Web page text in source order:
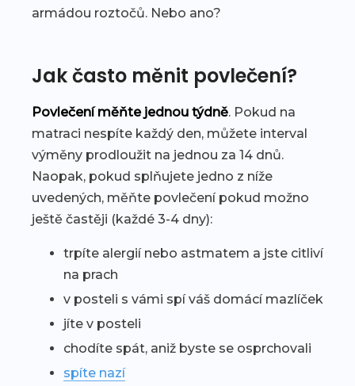
armádou roztočů. Nebo ano?
Jak často měnit povlečení?
Povlečení měňte jednou týdně. Pokud na
matraci nespíte každý den, můžete interval
výměny prodloužit na jednou za 14 dnů.
Naopak, pokud splňujete jedno z níže
uvedených, měňte povlečení pokud možno
ještě častěji (každé 3-4 dny):
trpíte alergií nebo astmatem a jste citliví
na prach
v posteli s vámi spí váš domácí mazlíček
jíte v posteli
chodíte spát, aniž byste se osprchovali
spíte nazí